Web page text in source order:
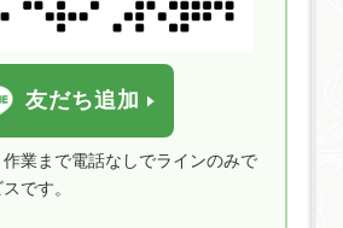
直します。
友だち追加
業まで電話なしでラインのみで
です。